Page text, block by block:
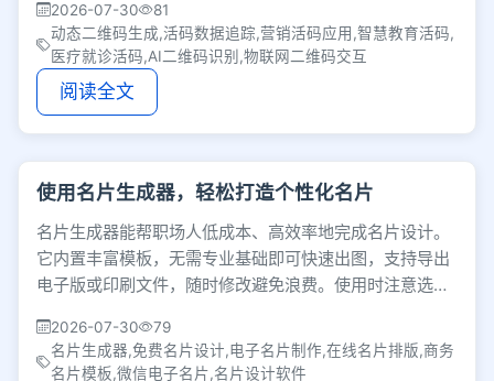
2026-07-30
81
动态二维码生成,活码数据追踪,营销活码应用,智慧教育活码,
医疗就诊活码,AI二维码识别,物联网二维码交互
阅读全文
使用名片生成器，轻松打造个性化名片
名片生成器能帮职场人低成本、高效率地完成名片设计。
它内置丰富模板，无需专业基础即可快速出图，支持导出
电子版或印刷文件，随时修改避免浪费。使用时注意选择
2026-07-30
79
名片生成器,免费名片设计,电子名片制作,在线名片排版,商务
名片模板,微信电子名片,名片设计软件